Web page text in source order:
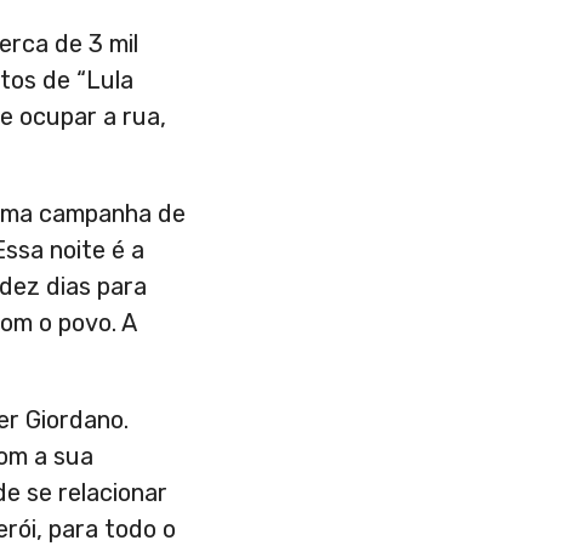
de 3 mil
de “Lula
ocupar a rua,
campanha de
noite é a
dias para
o povo. A
Giordano.
a sua
se relacionar
para todo o